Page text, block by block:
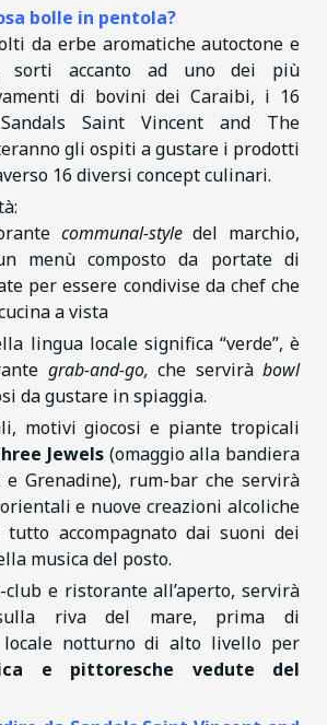
bolle in pentola?
da erbe aromatiche autoctone e
sorti accanto ad uno dei più
di bovini dei Caraibi, i 16
Saint Vincent and The
gli ospiti a gustare i prodotti
16 diversi concept culinari.
communal-styledel marchio,
menù composto da portate di
per essere condivise da chef che
a vista
lingua locale significa “verde”, è
grab-and-go, che servirà bowl
da gustare in spiaggia.
motivi giocosi e piante tropicali
Jewels (omaggio alla bandiera
Grenadine), rum-bar che servirà
e nuove creazioni alcoliche
accompagnato dai suoni dei
musica del posto.
club e ristorante all’aperto, servirà
riva del mare, prima di
notturno di alto livello per
e pittoresche vedute del